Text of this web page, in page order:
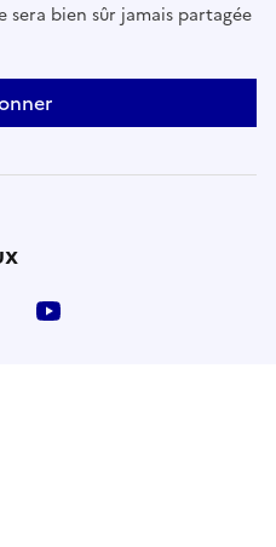
sera bien sûr jamais partagée
instagram